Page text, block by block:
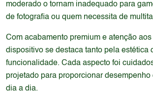
moderado o tornam inadequado para
de fotografia ou quem necessita de
Com acabamento premium e atenção
dispositivo se destaca tanto pela estética
funcionalidade. Cada aspecto foi
projetado para proporcionar
dia a dia.